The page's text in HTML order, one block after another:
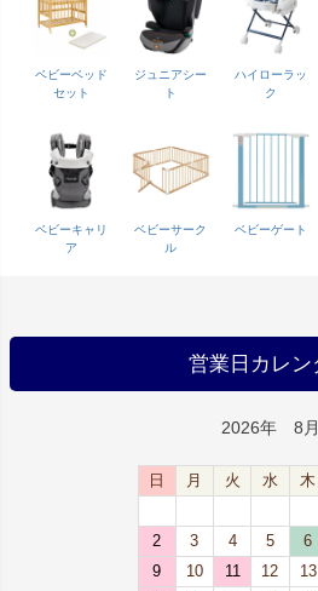
ベビーベッド
セット
ジュニアシー
ト
ハイローラッ
ク
ベビーキャリ
ア
ベビーサーク
ル
ベビーゲート
営業日カレン
2026年 8月
日 月 火 水 木
2
3 4 5 6
9
10 11 12 13